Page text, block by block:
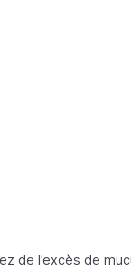
de l’excès de